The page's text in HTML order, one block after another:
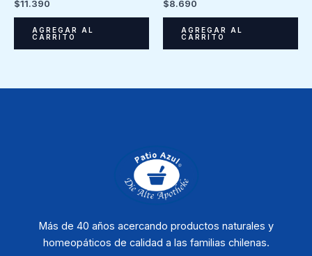
$11.390
AGREGAR AL
CARRITO
$8.690
AGREGAR AL
CARRITO
Más de 40 años acercando productos naturales y
homeopáticos de calidad a las familias chilenas.